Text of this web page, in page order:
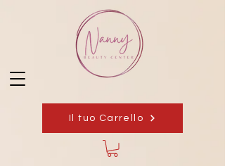
Il tuo Carrello